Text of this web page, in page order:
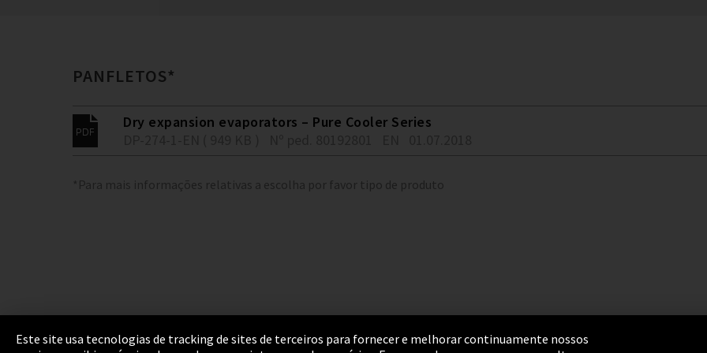
PANFLETOS*
Dry expansion evaporators – Pure Cooler Series
*Para mais informações relativas a escolha por favor tipo de produto
Este site usa tecnologias de tracking de sites de terceiros para fornecer e melhorar continuamente nossos